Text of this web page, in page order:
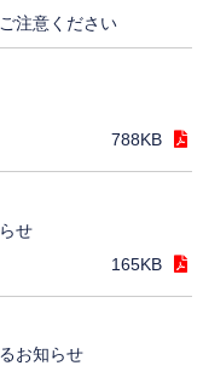
注意ください
788KB
せ
165KB
お知らせ